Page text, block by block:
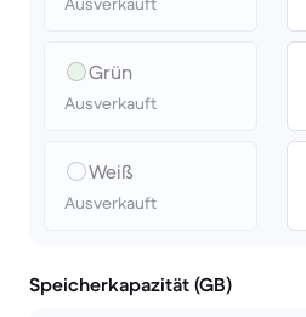
Grün
Ausverkauft
Weiß
Ausverkauft
Speicherkapazität (GB)